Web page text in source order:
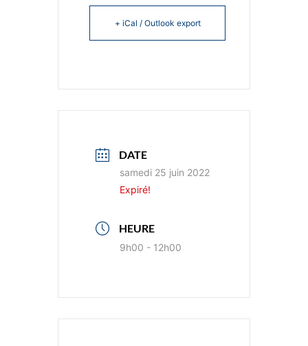
+ iCal / Outlook export
DATE
samedi 25 juin 2022
Expiré!
HEURE
9h00 - 12h00